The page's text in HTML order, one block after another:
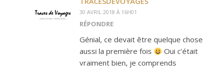
30 AVRIL 2018 À 16H01
RÉPONDRE
Génial, ce devait être quelque chose
aussi la première fois
Oui c’était
vraiment bien, je comprends